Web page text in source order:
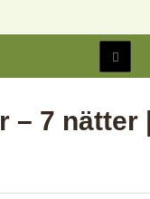
– 7 nätter